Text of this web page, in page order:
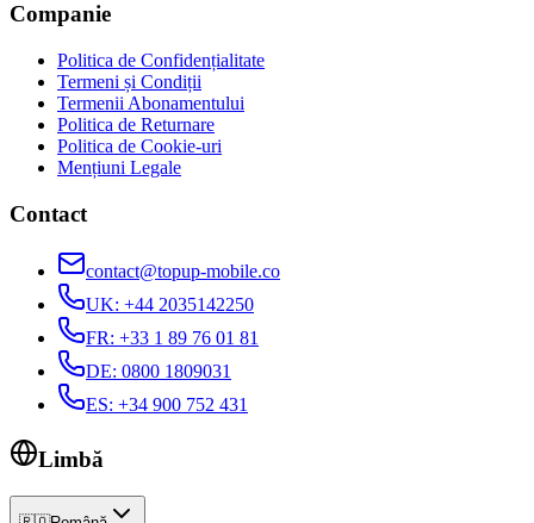
Companie
Politica de Confidențialitate
Termeni și Condiții
Termenii Abonamentului
Politica de Returnare
Politica de Cookie-uri
Mențiuni Legale
Contact
contact@topup-mobile.co
UK: +44 2035142250
FR: +33 1 89 76 01 81
DE: 0800 1809031
ES: +34 900 752 431
Limbă